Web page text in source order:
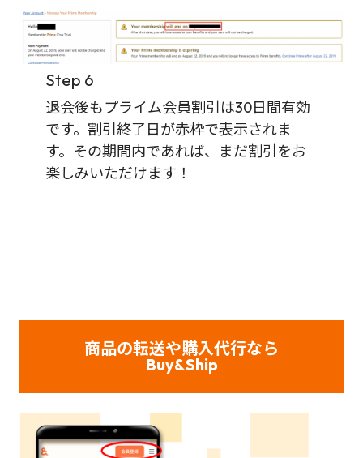
Step 6
退会後もプライム会員割引は30日間有効
です。割引終了日が赤枠で表示されま
す。その期間内であれば、まだ割引をお
楽しみいただけます！
商品の転送や購入代行なら
Buy&Ship